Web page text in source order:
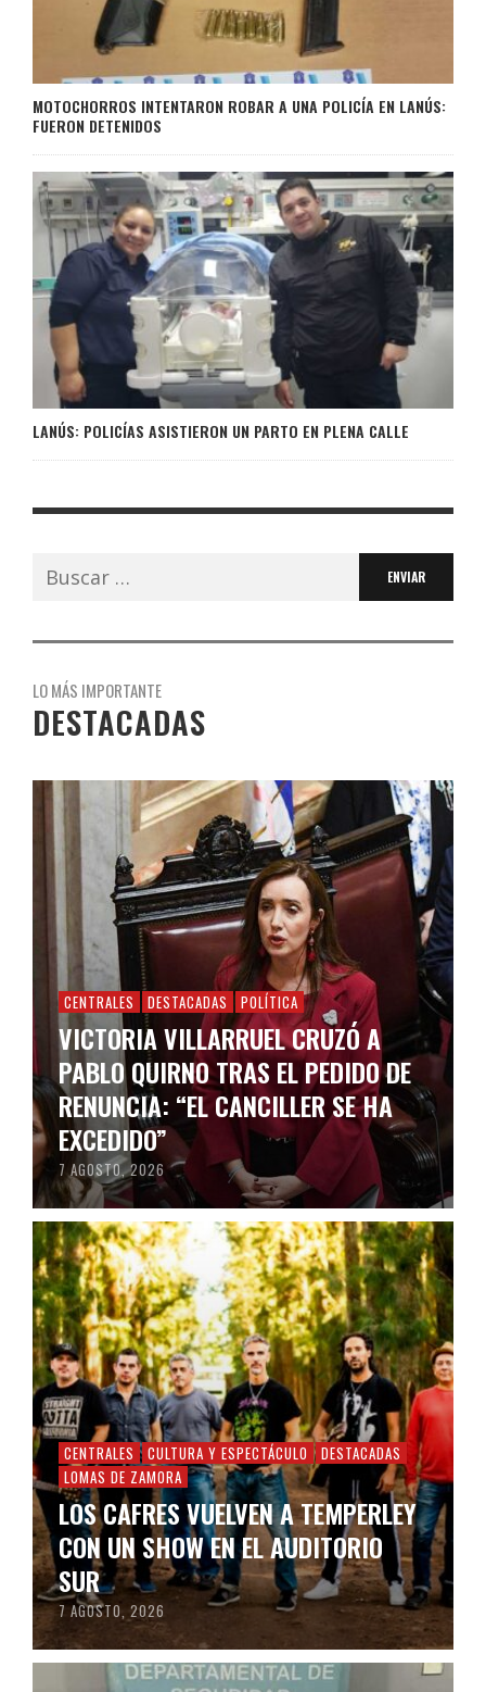
MOTOCHORROS INTENTARON ROBAR A UNA POLICÍA EN LANÚS:
FUERON DETENIDOS
LANÚS: POLICÍAS ASISTIERON UN PARTO EN PLENA CALLE
Buscar:
LO MÁS IMPORTANTE
DESTACADAS
CENTRALES DESTACADAS POLÍTICA
VICTORIA VILLARRUEL CRUZÓ A
PABLO QUIRNO TRAS EL PEDIDO DE
RENUNCIA: “EL CANCILLER SE HA
EXCEDIDO”
7 AGOSTO, 2026
CENTRALES CULTURA Y ESPECTÁCULO
DESTACADAS
LOMAS DE ZAMORA
LOS CAFRES VUELVEN A TEMPERLEY
CON UN SHOW EN EL AUDITORIO
SUR
7 AGOSTO, 2026